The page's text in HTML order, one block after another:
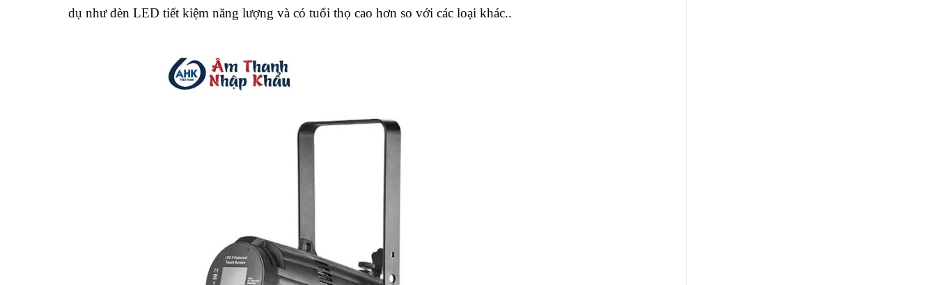
dụ như đèn LED tiết kiệm năng lượng và có tuổi thọ cao hơn so với các loại khác..